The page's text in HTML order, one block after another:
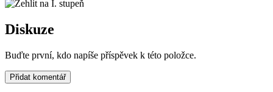
Diskuze
Buďte první, kdo napíše příspěvek k této položce.
Přidat komentář